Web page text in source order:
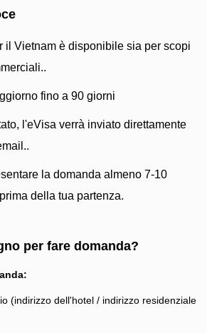
il Vietnam è disponibile sia per scopi
fino a 90 giorni
l'eVisa verrà inviato direttamente
la domanda almeno 7-10
della tua partenza.
per fare domanda?
(indirizzo dell'hotel / indirizzo residenziale